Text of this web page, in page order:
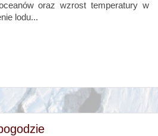
oraz wzrost temperatury w
lodu...